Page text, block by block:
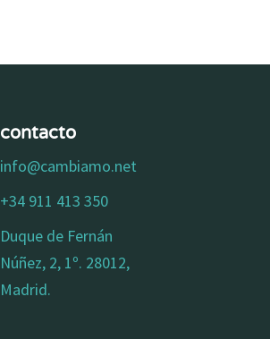
contacto
info@cambiamo.net
+34 911 413 350
Duque de Fernán
Núñez, 2, 1º. 28012,
Madrid.